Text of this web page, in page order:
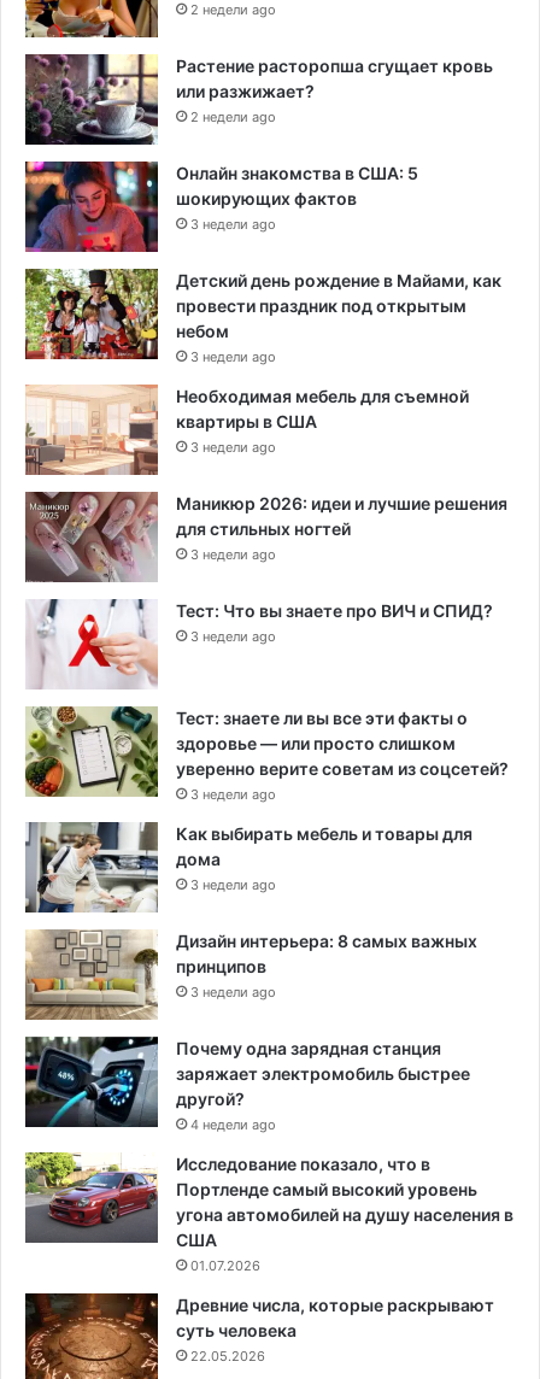
2 недели ago
Растение расторопша сгущает кровь
или разжижает?
2 недели ago
Онлайн знакомства в США: 5
шокирующих фактов
3 недели ago
Детский день рождение в Майами, как
провести праздник под открытым
небом
3 недели ago
Необходимая мебель для съемной
квартиры в США
3 недели ago
Маникюр 2026: идеи и лучшие решения
для стильных ногтей
3 недели ago
Тест: Что вы знаете про ВИЧ и СПИД?
3 недели ago
Тест: знаете ли вы все эти факты о
здоровье — или просто слишком
уверенно верите советам из соцсетей?
3 недели ago
Как выбирать мебель и товары для
дома
3 недели ago
Дизайн интерьера: 8 самых важных
принципов
3 недели ago
Почему одна зарядная станция
заряжает электромобиль быстрее
другой?
4 недели ago
Исследование показало, что в
Портленде самый высокий уровень
угона автомобилей на душу населения в
США
01.07.2026
Древние числа, которые раскрывают
суть человека
22.05.2026